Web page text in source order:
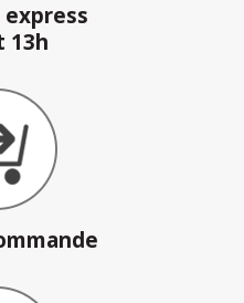
express
13h